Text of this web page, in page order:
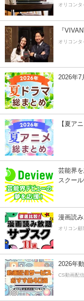
オリコンタ
『
オリコンタ
2026年7
【夏ア
芸能界
スクー
漫画読
オリコン
2026年
CS動画配